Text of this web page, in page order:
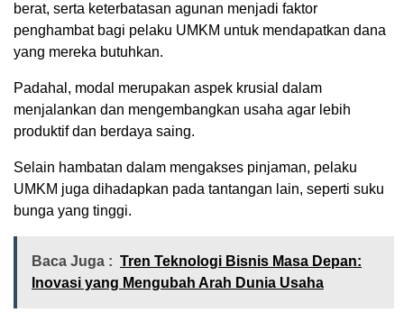
berat, serta keterbatasan agunan menjadi faktor
penghambat bagi pelaku UMKM untuk mendapatkan dana
yang mereka butuhkan.
Padahal, modal merupakan aspek krusial dalam
menjalankan dan mengembangkan usaha agar lebih
produktif dan berdaya saing.
Selain hambatan dalam mengakses pinjaman, pelaku
UMKM juga dihadapkan pada tantangan lain, seperti suku
bunga yang tinggi.
Baca Juga : Tren Teknologi Bisnis Masa Depan:
Inovasi yang Mengubah Arah Dunia Usaha